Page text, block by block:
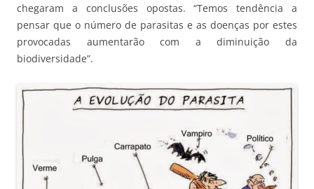
chegaram a conclusões opostas. “Temos tendência a
pensar que o número de parasitas e as doenças por estes
provocadas aumentarão com a diminuição da
biodiversidade”.